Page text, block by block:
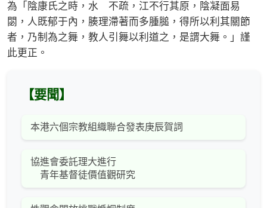
為「陰康氏之時，水 不疏，江不行其原，陰凝面易
閟，人既郁于內，腠理滯著而多腫膇，得所以利其關節
者，乃制為之舞，教人引舞以利道之，是謂大舞。」謹
此更正。
【要聞】
本港六個宗教組織聯合發表庚辰賀詞
協進會委託理大進行
青年基督徒價值觀研究